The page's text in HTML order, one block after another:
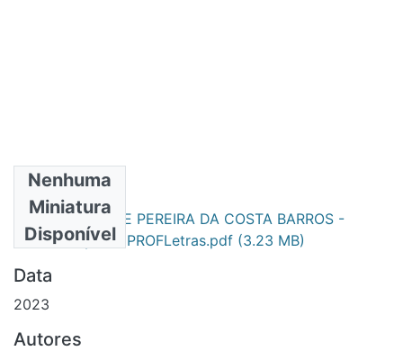
Nenhuma
Miniatura
Disponível
Arquivos
ROSIENE PEREIRA DA COSTA BARROS -
DISSERTAÇÃO - PROFLetras.pdf (3.23 MB)
Data
2023
Autores